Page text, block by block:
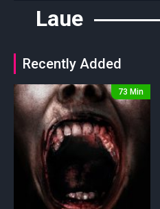
Laue
Recently Added
73 Min